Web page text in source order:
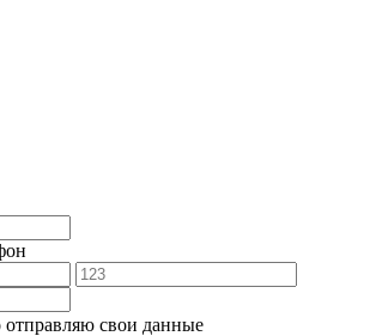
отправляю свои данные